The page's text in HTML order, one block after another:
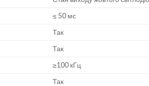
≤ 50 мс
Так
Так
≥100 кГц
Так